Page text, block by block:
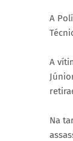
A
A
Na